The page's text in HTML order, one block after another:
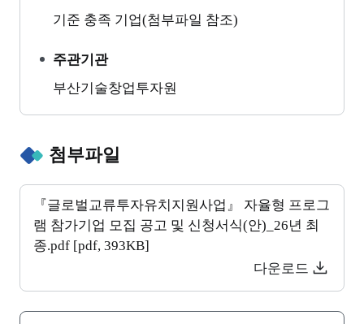
기준 충족 기업(첨부파일 참조)
주관기관
부산기술창업투자원
첨부파일
『글로벌교류투자유치지원사업』 자율형 프로그
램 참가기업 모집 공고 및 신청서식(안)_26년 최
종.pdf [pdf, 393KB]
다운로드